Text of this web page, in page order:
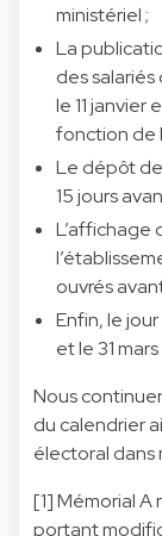
ministériel ;
La
des
le 11 janvier
fonction de
Le dépôt
15 jours
L’affichage
ouvrés
Enfin, le
et le 31 mars
Nous
du calendrier
électoral dans
[1] Mémorial A
portant